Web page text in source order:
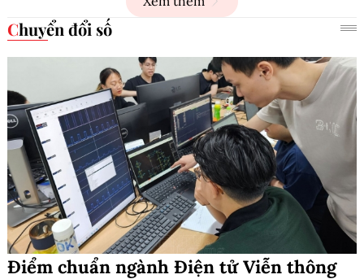
Chuyển đổi số
Điểm chuẩn ngành Điện tử Viễn thông